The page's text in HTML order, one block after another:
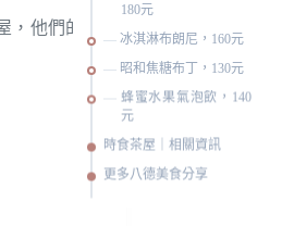
，他們的
180元
冰淇淋布朗尼，160元
昭和焦糖布丁，130元
蜂蜜水果氣泡飲，140
元
時食茶屋｜相關資訊
更多八德美食分享